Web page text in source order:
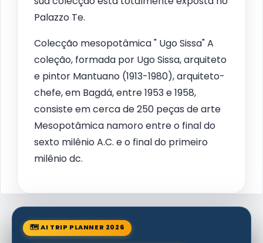
Palazzo Te.
Colecção mesopotâmica " Ugo Sissa" A
coleção, formada por Ugo Sissa, arquiteto
e pintor Mantuano (1913-1980), arquiteto-
chefe, em Bagdá, entre 1953 e 1958,
consiste em cerca de 250 peças de arte
Mesopotâmica namoro entre o final do
sexto milênio A.C. e o final do primeiro
milênio dc.
🗺 AI TRIP PLANNER 2026